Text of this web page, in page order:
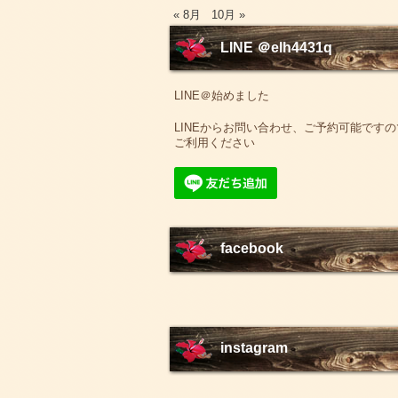
« 8月 10月 »
LINE ＠elh4431q
LINE＠始めました
LINEからお問い合わせ、ご予約可能です
ご利用ください
facebook
instagram